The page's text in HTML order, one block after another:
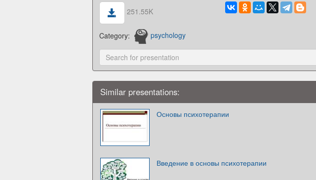
251.55K
Category: psychology
Similar presentations:
Основы психотерапии
Введение в основы психотерапии